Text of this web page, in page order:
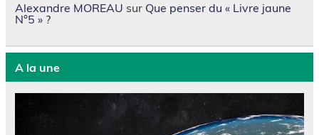
Alexandre MOREAU sur Que penser du « Livre jaune
N°5 » ?
A la une